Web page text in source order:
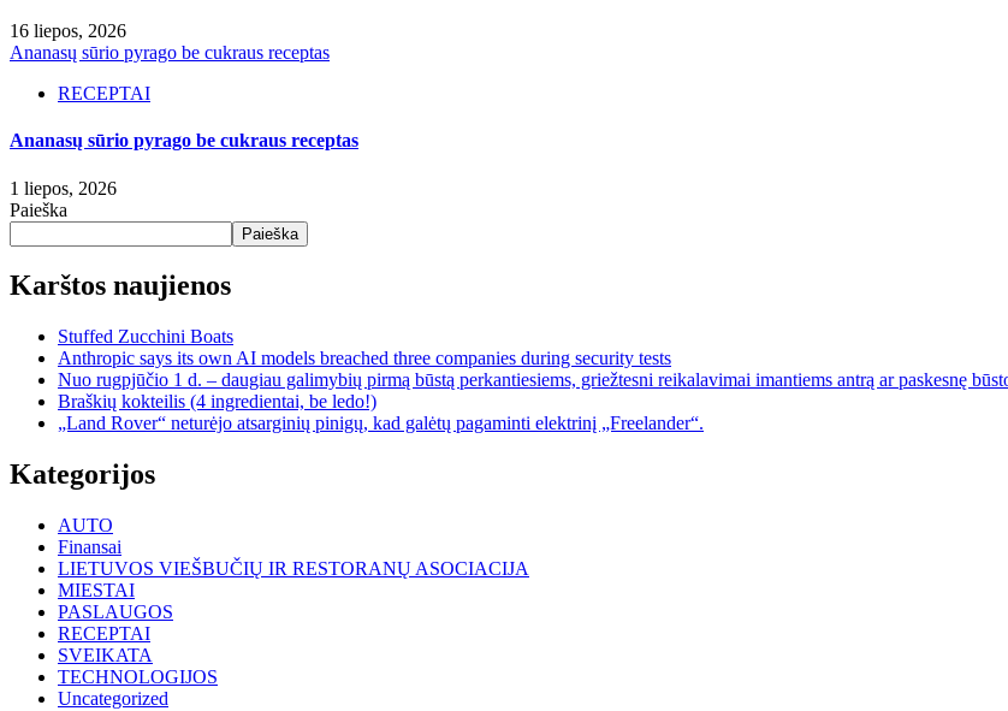
16 liepos, 2026
Ananasų sūrio pyrago be cukraus receptas
RECEPTAI
Ananasų sūrio pyrago be cukraus receptas
1 liepos, 2026
Paieška
Paieška
Karštos naujienos
Stuffed Zucchini Boats
Anthropic says its own AI models breached three companies during security tests
Nuo rugpjūčio 1 d. – daugiau galimybių pirmą būstą perkantiesiems, griežtesni reikalavimai imantiems antrą ar paskesnę
Braškių kokteilis (4 ingredientai, be ledo!)
„Land Rover“ neturėjo atsarginių pinigų, kad galėtų pagaminti elektrinį „Freelander“.
Kategorijos
AUTO
Finansai
LIETUVOS VIEŠBUČIŲ IR RESTORANŲ ASOCIACIJA
MIESTAI
PASLAUGOS
RECEPTAI
SVEIKATA
TECHNOLOGIJOS
Uncategorized